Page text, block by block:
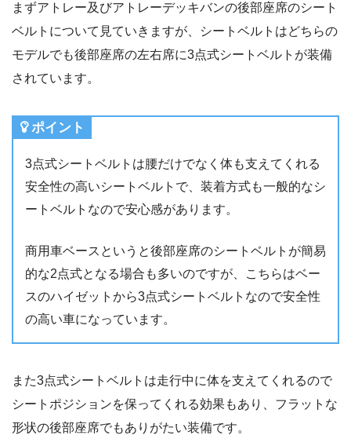
まずアトレー及びアトレーデッキバンの後部座席のシート
ベルトについて見ていきますが、シートベルトはどちらの
モデルでも後部座席の左右席に3点式シートベルトが装備
されています。
ポイント
3点式シートベルトは腰だけでなく体も支えてくれる
安全性の高いシートベルトで、装着方式も一般的なシ
ートベルトなので安心感があります。
商用車ベースというと後部座席のシートベルトが簡易
的な2点式となる場合も多いのですが、こちらはベー
スのハイゼットから3点式シートベルトなので安全性
の高い車になっています。
また3点式シートベルトは走行中に体を支えてくれるので
シートポジションを保ってくれる効果もあり、フラットな
形状の後部座席でもありがたい装備です。